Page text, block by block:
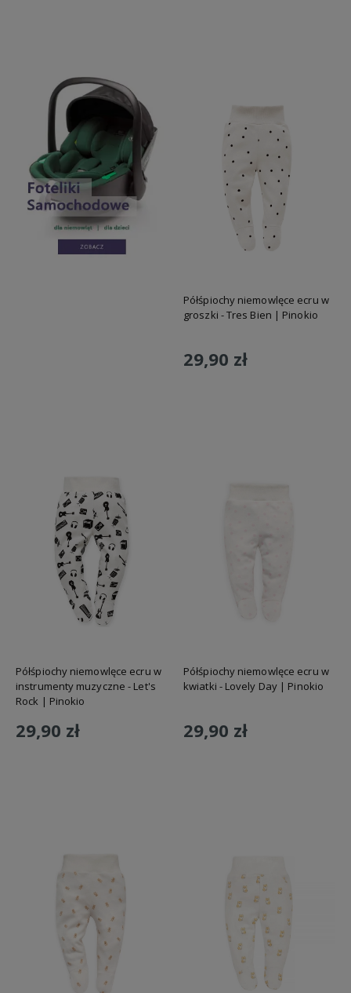
Półśpiochy niemowlęce ecru w
groszki - Tres Bien | Pinokio
29,90 zł
Półśpiochy niemowlęce ecru w
instrumenty muzyczne - Let's
Rock | Pinokio
29,90 zł
Półśpiochy niemowlęce ecru w
kwiatki - Lovely Day | Pinokio
29,90 zł